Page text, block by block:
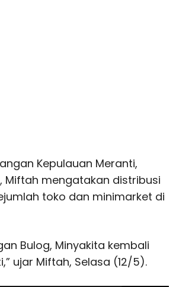
Kepulauan Meranti,
Miftah mengatakan distribusi
toko dan minimarket di
Bulog, Minyakita kembali
ujar Miftah, Selasa (12/5).